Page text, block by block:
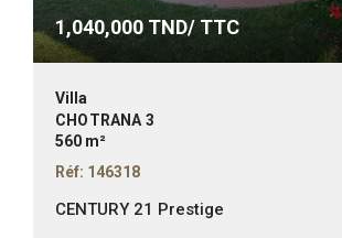
1,040,000 TND/ TTC
Villa
CHOTRANA 3
560 m²
Réf: 146318
CENTURY 21 Prestige